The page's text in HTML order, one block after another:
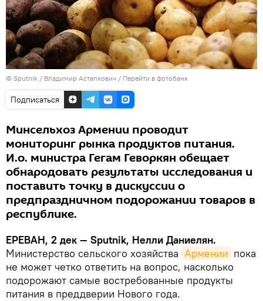
© Sputnik / Владимир Астапкович / Перейти в фотобанк
Подписаться
Минсельхоз Армении проводит
мониторинг рынка продуктов питания.
И.о. министра Гегам Геворкян обещает
обнародовать результаты исследования и
поставить точку в дискуссии о
предпраздничном подорожании товаров в
республике.
ЕРЕВАН, 2 дек — Sputnik, Нелли Даниелян.
Министерство сельского хозяйства Армении пока
не может четко ответить на вопрос, насколько
подорожают самые востребованные продукты
питания в преддверии Нового года.